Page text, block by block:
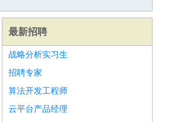
最新招聘
战略分析实习生
招聘专家
算法开发工程师
云平台产品经理